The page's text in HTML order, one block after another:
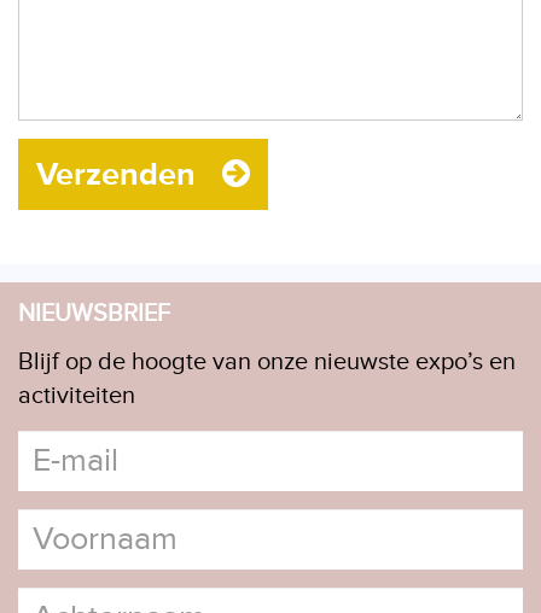
Verzenden
NIEUWSBRIEF
Blijf op de hoogte van onze nieuwste expo’s en
activiteiten